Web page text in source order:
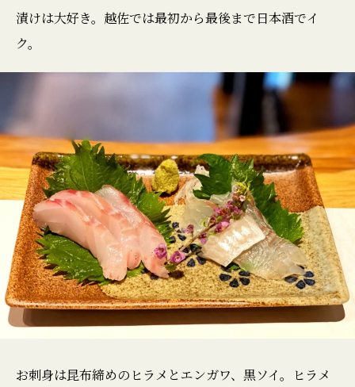
漬けは大好き。越佐では最初から最後まで日本酒でイ
ク。
お刺身は昆布締めのヒラメとエンガワ、黒ソイ。ヒラメ